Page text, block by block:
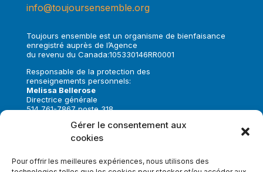
Gérer le consentement aux
cookies
Pour offrir les meilleures expériences, nous utilisons des
info@toujoursensemble.org
Toujours ensemble est un organisme de bienfaisance
enregistré auprès de l’Agence
du revenu du Canada:105330146RR0001
Responsable de la protection des
renseignements personnels:
Melissa Bellerose
Directrice générale
514 761-7867 poste 318